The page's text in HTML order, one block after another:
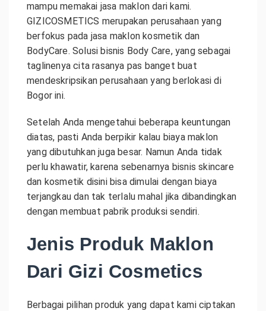
mampu memakai jasa maklon dari kami.
GIZICOSMETICS merupakan perusahaan yang
berfokus pada jasa maklon kosmetik dan
BodyCare. Solusi bisnis Body Care, yang sebagai
taglinenya cita rasanya pas banget buat
mendeskripsikan perusahaan yang berlokasi di
Bogor ini.
Setelah Anda mengetahui beberapa keuntungan
diatas, pasti Anda berpikir kalau biaya maklon
yang dibutuhkan juga besar. Namun Anda tidak
perlu khawatir, karena sebenarnya bisnis skincare
dan kosmetik disini bisa dimulai dengan biaya
terjangkau dan tak terlalu mahal jika dibandingkan
dengan membuat pabrik produksi sendiri.
Jenis Produk Maklon
Dari Gizi Cosmetics
Berbagai pilihan produk yang dapat kami ciptakan